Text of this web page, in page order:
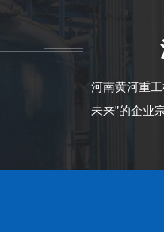
河南黄河重
未来”的企业